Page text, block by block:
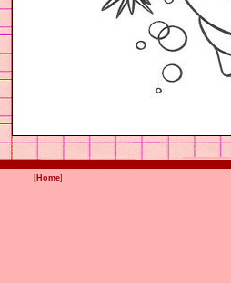
[Home]